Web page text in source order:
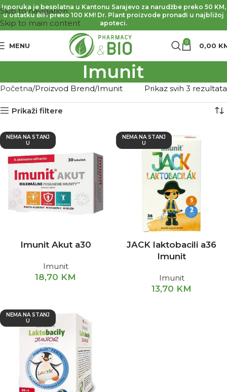
Skip to navigation
Skip to main content
Isporuka je besplatna u Kantonu Sarajevo za narudžbe preko 50 KM,
u ostatku BiH preko 100 KM! Dr. Plant proizvode pronađi u najbližoj
apoteci.
MENU 0 0,00
Imunit
Početna Proizvod Brend Imunit Prikaz svih 3 rezultata
Prikaži filtere
NEMA NA STANJ
U
Imunit Akut a30
Imunit
18,70 KM
NEMA NA STANJ
U
JACK laktobacili a36
Imunit
Imunit
13,70 KM
NEMA NA STANJ
U